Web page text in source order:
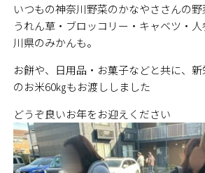
いつもの神奈川野菜のかなやささんの
うれん草・ブロッコリー・キャベツ・
川県のみかんも。
お餅や、日用品・お菓子などと共に、
のお米60㎏もお渡ししました
どうぞ良いお年をお迎えください